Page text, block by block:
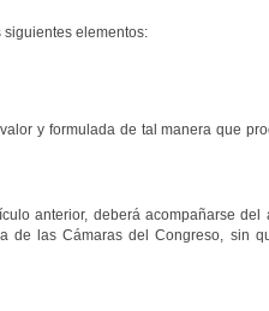
elementos:
y formulada de tal manera que
anterior, deberá acompañarse del
de las Cámaras del Congreso, sin